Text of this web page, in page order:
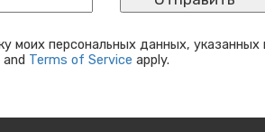
моих персональных данных, указанных
and Terms of Service apply.